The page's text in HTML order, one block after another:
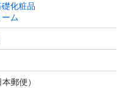
化粧品
ム
郵便）